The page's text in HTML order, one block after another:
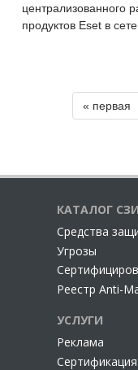
централизованного
продуктов Eset в
« первая
КАТАЛОГ СЗИ
Cредства
Угрозы
Реестр Anti-
УСЛУГИ
Реклама
Сертификация